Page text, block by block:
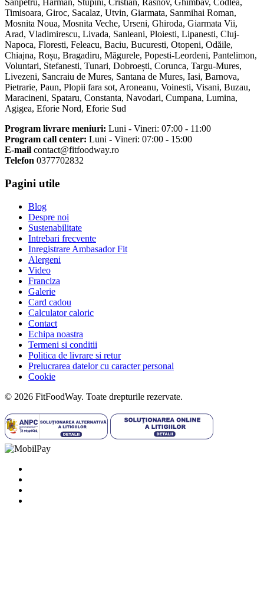
Sanpetru, Harman, Stupini, Cristian, Rasnov, Ghimbav, Codlea,
Timisoara, Giroc, Sacalaz, Utvin, Giarmata, Sanmihai Roman,
Mosnita Noua, Mosnita Veche, Urseni, Ghiroda, Giarmata Vii,
Arad, Vladimirescu, Livada, Sanleani, Ploiesti, Lipanesti, Cluj-
Napoca, Floresti, Feleacu, Baciu, Bucuresti, Otopeni, Odăile,
Chiajna, Roșu, Bragadiru, Măgurele, Popesti-Leordeni, Pantelimon,
Voluntari, Stefanesti, Tunari, Dobroești, Corunca, Targu-Mures,
Livezeni, Sancraiu de Mures, Santana de Mures, Iasi, Barnova,
Pietrarie, Paun, Plopii fara sot, Aroneanu, Voinesti, Visani, Buzau,
Maracineni, Spataru, Constanta, Navodari, Cumpana, Lumina,
Agigea, Eforie Nord, Eforie Sud
Program livrare meniuri: Luni - Vineri: 07:00 - 11:00
Program call center: Luni - Vineri: 07:00 - 15:00
E-mail contact@fitfoodway.ro
Telefon 0377702832
Pagini utile
Blog
Despre noi
Sustenabilitate
Intrebari frecvente
Inregistrare Ambasador Fit
Alergeni
Video
Franciza
Galerie
Card cadou
Calculator caloric
Contact
Echipa noastra
Termeni si conditii
Politica de livrare si retur
Prelucrarea datelor cu caracter personal
Cookie
© 2026 FitFoodWay. Toate drepturile rezervate.